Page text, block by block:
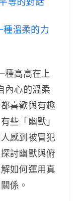
種溫柔的力
種高高在上
內心的溫柔
喜歡與有趣
些「幽默」
感到被冒犯
討幽默與俯
如何運用真
係。